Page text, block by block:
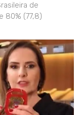
de
80% (77,8)